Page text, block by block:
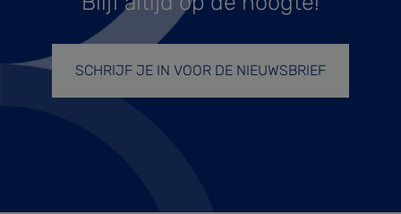
SCHRIJF JE IN VOOR DE NIEUWSBRIEF